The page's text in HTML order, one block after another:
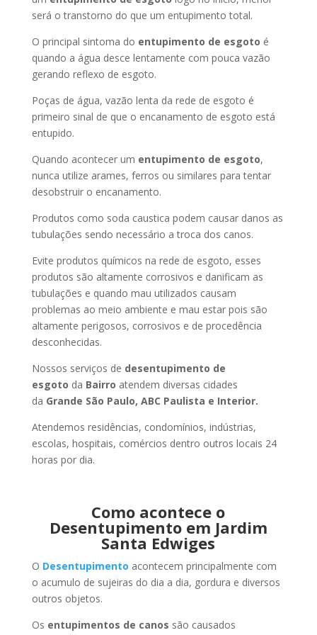
será o transtorno do que um entupimento total.
O principal sintoma do entupimento de esgoto é
quando a água desce lentamente com pouca vazão
gerando reflexo de esgoto.
Poças de água, vazão lenta da rede de esgoto é
primeiro sinal de que o encanamento de esgoto está
entupido.
Quando acontecer um entupimento de esgoto,
nunca utilize arames, ferros ou similares para tentar
desobstruir o encanamento.
Produtos como soda caustica podem causar danos as
tubulações sendo necessário a troca dos canos.
Evite produtos químicos na rede de esgoto, esses
produtos são altamente corrosivos e danificam as
tubulações e quando mau utilizados causam
problemas ao meio ambiente e mau estar pois são
altamente perigosos, corrosivos e de procedência
desconhecidas.
Nossos serviços de desentupimento de
esgoto da Bairro atendem diversas cidades
da Grande São Paulo, ABC Paulista e Interior.
Atendemos residências, condomínios, indústrias,
escolas, hospitais, comércios dentro outros locais 24
horas por dia.
Como acontece o
Desentupimento em Jardim
Santa Edwiges
O Desentupimento acontecem principalmente com
o acumulo de sujeiras do dia a dia, gordura e diversos
outros objetos.
Os entupimentos de canos são causados